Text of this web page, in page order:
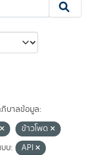
บาลข้อมูล:
ข้าวโพด
บ:
API